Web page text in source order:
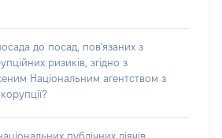
до посад, пов'язаних з
ризиків, згідно з
Національним агентством з
публічних діячів